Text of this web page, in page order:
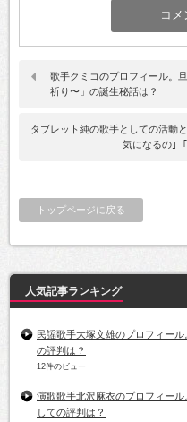
歌手クミコのプロフィール。
祈り〜」の誕生秘話は？
タブレット純の歌手としての活動
気になるの｣
トップページに戻る
人気記事ランキング
民謡歌手大塚文雄のプロフィー
の評判は？
12件のビュー
演歌歌手北沢麻衣のプロフィー
しての評判は？